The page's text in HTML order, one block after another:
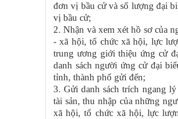
đơn vị bầu cử và số lượng đại
vị bầu cử;
2. Nhận và xem xét hồ sơ của
- xã hội, tổ chức xã hội, lực
trung ương giới thiệu ứng cử
danh sách người ứng cử đại
tỉnh, thành phố gửi đến;
3. Gửi danh sách trích ngang
tài sản, thu nhập của những
xã hội, tổ chức xã hội, lực